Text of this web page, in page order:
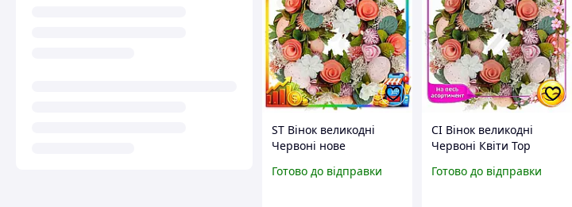
ST Вінок великодні
Червоні нове
для декору будинку
Готово до відправки
CI Вінок великодні
Червоні Квіти Top
декору будинку
Готово до відправки